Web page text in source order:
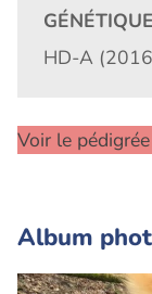
HD-A
Voir le
Album